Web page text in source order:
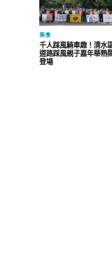
美食
千人踩風騎車趣！清水
道路踩風親子嘉年華熱
登場